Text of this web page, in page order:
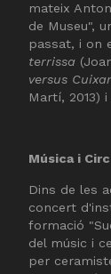
mateix
de Museu",
passat, i on
terrissa
versus
Martí, 2013)
Música i Circ
Dins de les
concert
formació
del músic i
per